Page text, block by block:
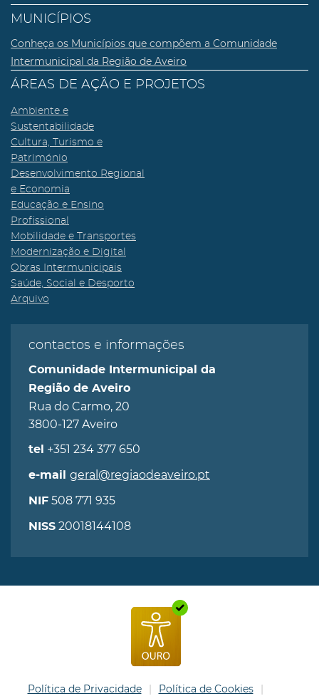
MUNICÍPIOS
Conheça os Municípios que compõem a Comunidade
Intermunicipal da Região de Aveiro
ÁREAS DE AÇÃO E PROJETOS
Ambiente e
Sustentabilidade
Cultura, Turismo e
Património
Desenvolvimento Regional
e Economia
Educação e Ensino
Profissional
Mobilidade e Transportes
Modernização e Digital
Obras Intermunicipais
Saúde, Social e Desporto
Arquivo
contactos e informações
Comunidade Intermunicipal da
Região de Aveiro
Rua do Carmo, 20
3800-127 Aveiro
tel +351 234 377 650
e-mail geral@regiaodeaveiro.pt
NIF 508 771 935
NISS 20018144108
Política de Privacidade Política de Cookies